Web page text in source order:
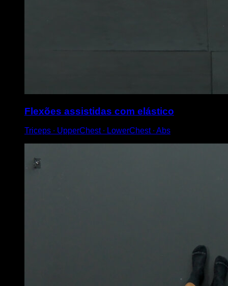
Flexões assistidas com elástico
Triceps ∙ UpperChest ∙ LowerChest ∙ Abs